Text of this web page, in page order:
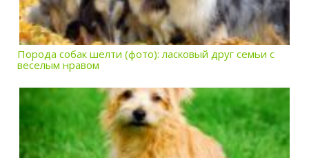
Порода собак шелти (фото): ласковый друг семьи с
веселым нравом